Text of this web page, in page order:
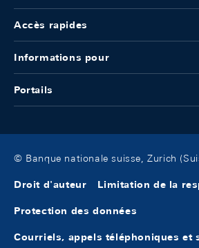
Accès rapides
Informations pour
Portails
© Banque nationale suisse, Zurich
Droit d'auteur Limitation de la
Protection des données
Courriels, appels téléphoniques et